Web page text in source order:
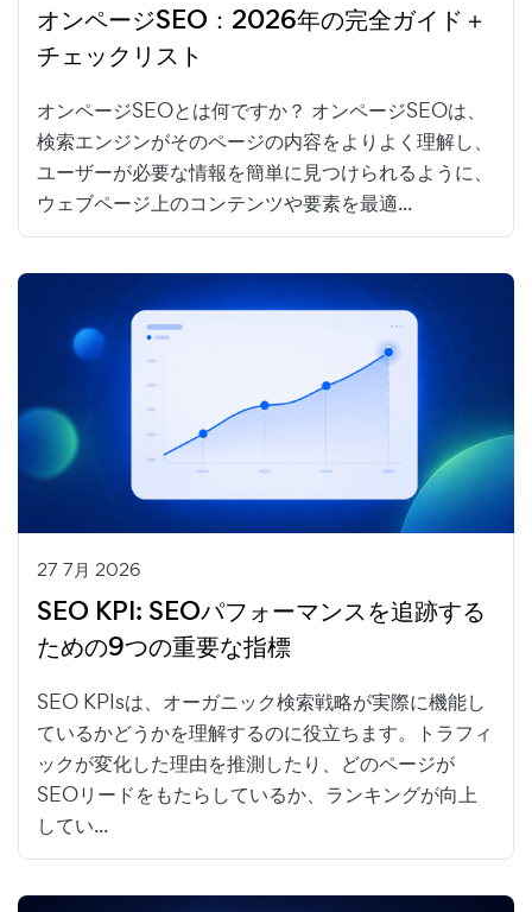
オンページSEO：2026年の完全ガイド＋
チェックリスト
オンページSEOとは何ですか？ オンページSEOは、
検索エンジンがそのページの内容をよりよく理解し、
ユーザーが必要な情報を簡単に見つけられるように、
ウェブページ上のコンテンツや要素を最適...
27 7月 2026
SEO KPI: SEOパフォーマンスを追跡する
ための9つの重要な指標
SEO KPIsは、オーガニック検索戦略が実際に機能し
ているかどうかを理解するのに役立ちます。トラフィ
ックが変化した理由を推測したり、どのページが
SEOリードをもたらしているか、ランキングが向上
してい...